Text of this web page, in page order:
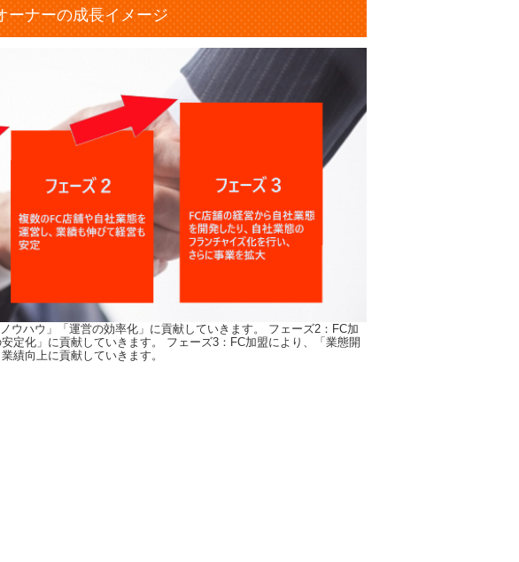
ーナーの成長イメージ
ウハウ」「運営の効率化」に貢献していきます。 フェーズ2：FC加
定化」に貢献していきます。 フェーズ3：FC加盟により、「業態開
績向上に貢献していきます。